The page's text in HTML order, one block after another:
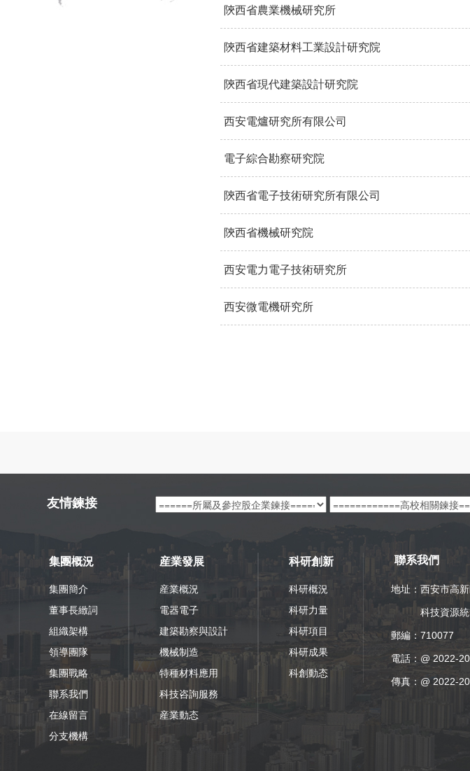
陝西省農業機械研究所
陝西省建築材料工業設計研究院
陝西省現代建築設計研究院
西安電爐研究所有限公司
電子綜合勘察研究院
陝西省電子技術研究所有限公司
陝西省機械研究院
西安電力電子技術研究所
西安微電機研究所
友情鍊接
集團概況
集團簡介
董事長緻詞
組織架構
領導團隊
集團戰略
聯系我們
在線留言
分支機構
産業發展
産業概況
電器電子
建築勘察與設計
機械制造
特種材料應用
科技咨詢服務
産業動态
科研創新
科研概況
科研力量
科研項目
科研成果
科創動态
聯系我們
地址：西安市高
科技資源統
郵編：710077
電話： @ 2022-
傳真：@ 2022-